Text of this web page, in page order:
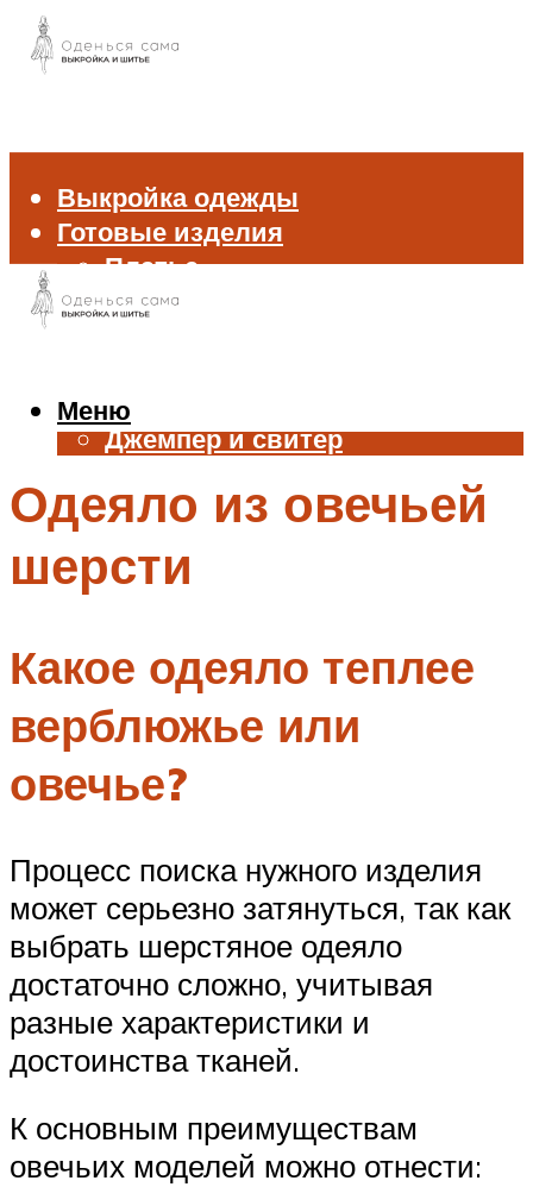
Выкройка одежды
Готовые изделия
Платье
Брюки
Жилет
Джемпер и свитер
Аксессуары
Меню
Меню
Одеяло из овечьей
шерсти
Какое одеяло теплее
верблюжье или
овечье?
Процесс поиска нужного изделия
может серьезно затянуться, так как
выбрать шерстяное одеяло
достаточно сложно, учитывая
разные характеристики и
достоинства тканей.
К основным преимуществам
овечьих моделей можно отнести: